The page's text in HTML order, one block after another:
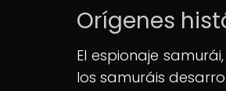
Orígenes
El espionaje
los samuráis